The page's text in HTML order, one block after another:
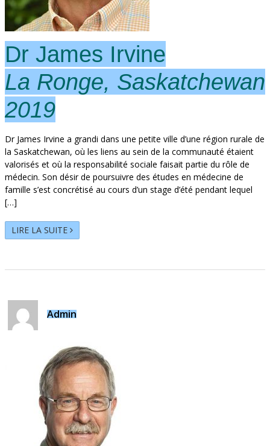
Dr James Irvine
La Ronge, Saskatchewan
2019
Dr James Irvine a grandi dans une petite ville d’une région rurale de
la Saskatchewan, où les liens au sein de la communauté étaient
valorisés et où la responsabilité sociale faisait partie du rôle de
médecin. Son désir de poursuivre des études en médecine de
famille s’est concrétisé au cours d’un stage d’été pendant lequel
[…]
LIRE LA SUITE
Admin